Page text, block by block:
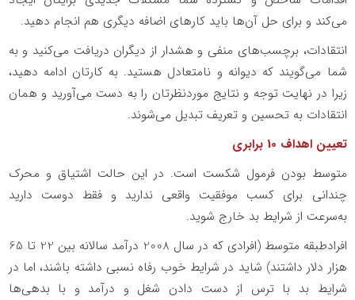
می‌کند و برای حل آن‌ها باید کارهای اضافه دیگری هم انجام دهید.
انتقادات، برچسب‌های منفی و هشدار از دیگران دریافت می‌کنید و به
شما می‌گویند که دیوانه و نامتعادل هستید. به کارتان ادامه دهید،
زیرا در نهایت توجه و نتایج موردنظرتان را به دست می‌آورید و همان
انتقادات به تحسین و تعریف تبدیل می‌شوند.
تعیین اهداف 10 برابری
متوسط بودن فرمول شکست است. در این حالت اشتیاق و محرک
چندانی برای کسب موفقیت واقعی ندارید و فقط دوست دارید
به‌سرعت از شرایط بد خارج شوید.
افرادطبقه متوسط (افرادی که در سال 2008 درآمد سالانه بین 22 تا 65
هزار دلار داشتند) شاید در شرایط خوب رفاه نسبی داشته باشند، اما در
شرایط بد با ترس از دست دادن شغل و درآمد و با بدهی‌ها